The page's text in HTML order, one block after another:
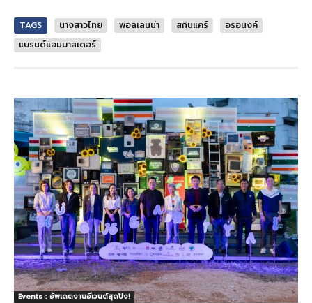
TAGS นางสาวไทย พอลเลนน่า สกินแคร์
อรอนงค์
แบรนด์แอมบาสเดอร์
Events : อัพเดตงานอีเวนต์สุดปัง!